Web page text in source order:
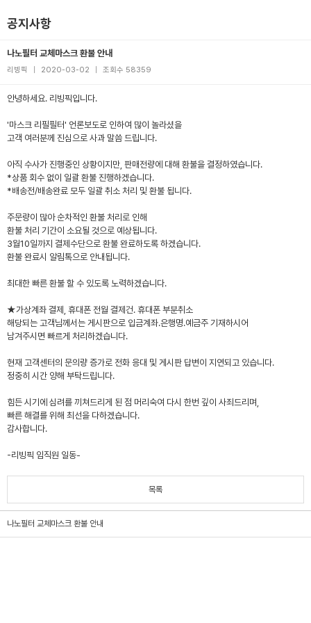
공지사항
나노필터 교체마스크 환불 안내
리빙픽 2020-03-02 조회수 58359
안녕하세요. 리빙픽입니다.
'마스크 리필필터' 언론보도로 인하여 많이 놀라셨을
고객 여러분께 진심으로 사과 말씀 드립니다.
아직 수사가 진행중인 상황이지만, 판매전량에 대해 환불을 결정하였습니다.
*상품 회수 없이 일괄 환불 진행하겠습니다.
*배송전/배송완료 모두 일괄 취소 처리 및 환불 됩니다.
주문량이 많아 순차적인 환불 처리로 인해
환불 처리 기간이 소요될 것으로 예상됩니다.
3월10일까지 결제수단으로 환불 완료하도록 하겠습니다.
환불 완료시 알림톡으로 안내됩니다.
최대한 빠른 환불 할 수 있도록 노력하겠습니다.
★가상계좌 결제, 휴대폰 전월 결제건. 휴대폰 부분취소
해당되는 고객님께서는 게시판으로 입금계좌.은행명.예금주 기재하시어
남겨주시면 빠르게 처리하겠습니다.
현재 고객센터의 문의량 증가로 전화 응대 및 게시판 답변이 지연되고 있습니다.
정중히 시간 양해 부탁드립니다.
힘든 시기에 심려를 끼쳐드리게 된 점 머리숙여 다시 한번 깊이 사죄드리며,
빠른 해결를 위해 최선을 다하겠습니다.
감사합니다.
-리빙픽 임직원 일동-
목록
나노필터 교체마스크 환불 안내